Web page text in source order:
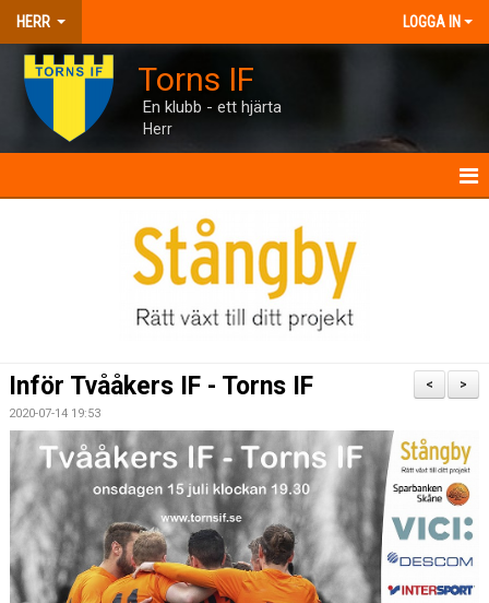
HERR LOGGA IN
Torns IF
En klubb - ett hjärta
Herr
TRUPPEN
BILDGALLERI
ÅRETS TORNARE
>
<
Inför Tvååkers IF - Torns IF
2020-07-14 19:53